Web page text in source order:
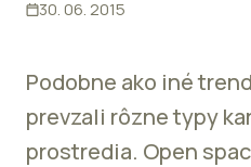
30. 06. 2015
Podobne ako iné
prevzali rôzne typy
prostredia. Open